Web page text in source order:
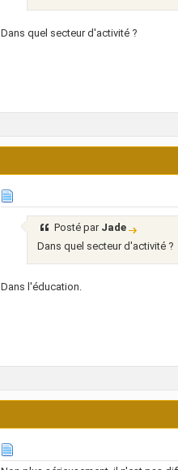
Dans quel secteur d'activité ?
Posté par Jade
Dans quel secteur d'activité ?
Dans l'éducation.